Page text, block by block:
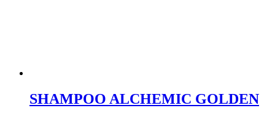
SHAMPOO ALCHEMIC GOLDEN